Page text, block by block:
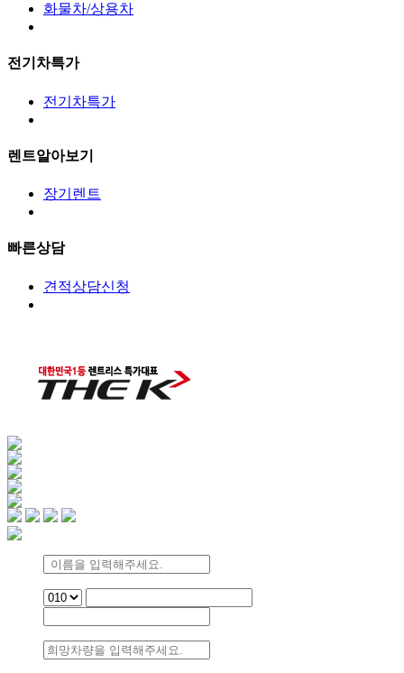
화물차/상용차
전기차특가
전기차특가
렌트알아보기
장기렌트
빠른상담
견적상담신청